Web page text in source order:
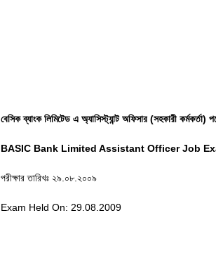
বেসিক ব্যাংক লিমিটেড এ অ্যাসিস্ট্যান্ট অফিসার (সহকারী
BASIC Bank Limited Assistant Officer Job
পরীক্ষার তারিখঃ ২৯.০৮.২০০৯
Exam Held On: 29.08.2009